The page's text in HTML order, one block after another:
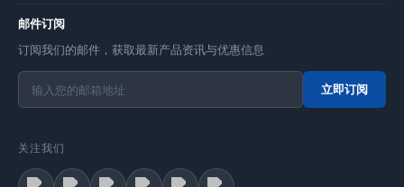
邮件订阅
订阅我们的邮件，获取最新产品资讯与优惠信息
立即订阅
关注我们